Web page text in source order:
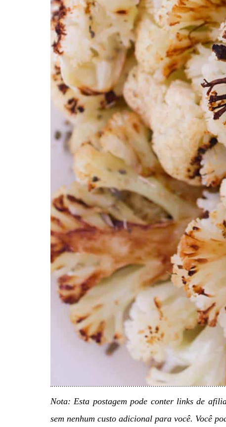
Nota: Esta postagem pode conter links de
sem nenhum custo adicional para você. Você